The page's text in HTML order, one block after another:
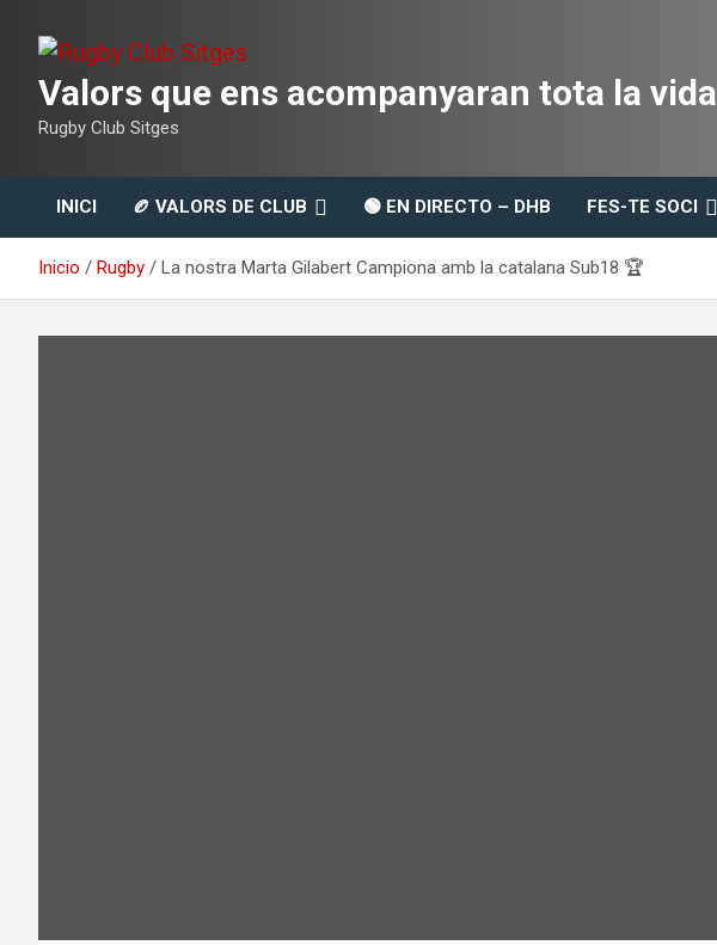
contenido
Valors que ens acompanyaran tota la vida
Rugby Club Sitges
INICI 🏉 VALORS DE CLUB 🟢 EN DIRECTO – DHB FES-TE SOCI
Inicio Rugby La nostra Marta Gilabert Campiona amb la catalana Sub18 🏆